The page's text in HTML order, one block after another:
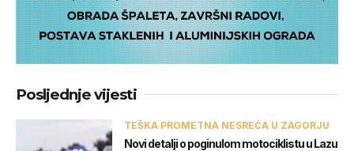
Posljednje vijesti
TEŠKA PROMETNA NESREĆA U ZAGORJU
Novi detalji o poginulom motociklistu u Lazu